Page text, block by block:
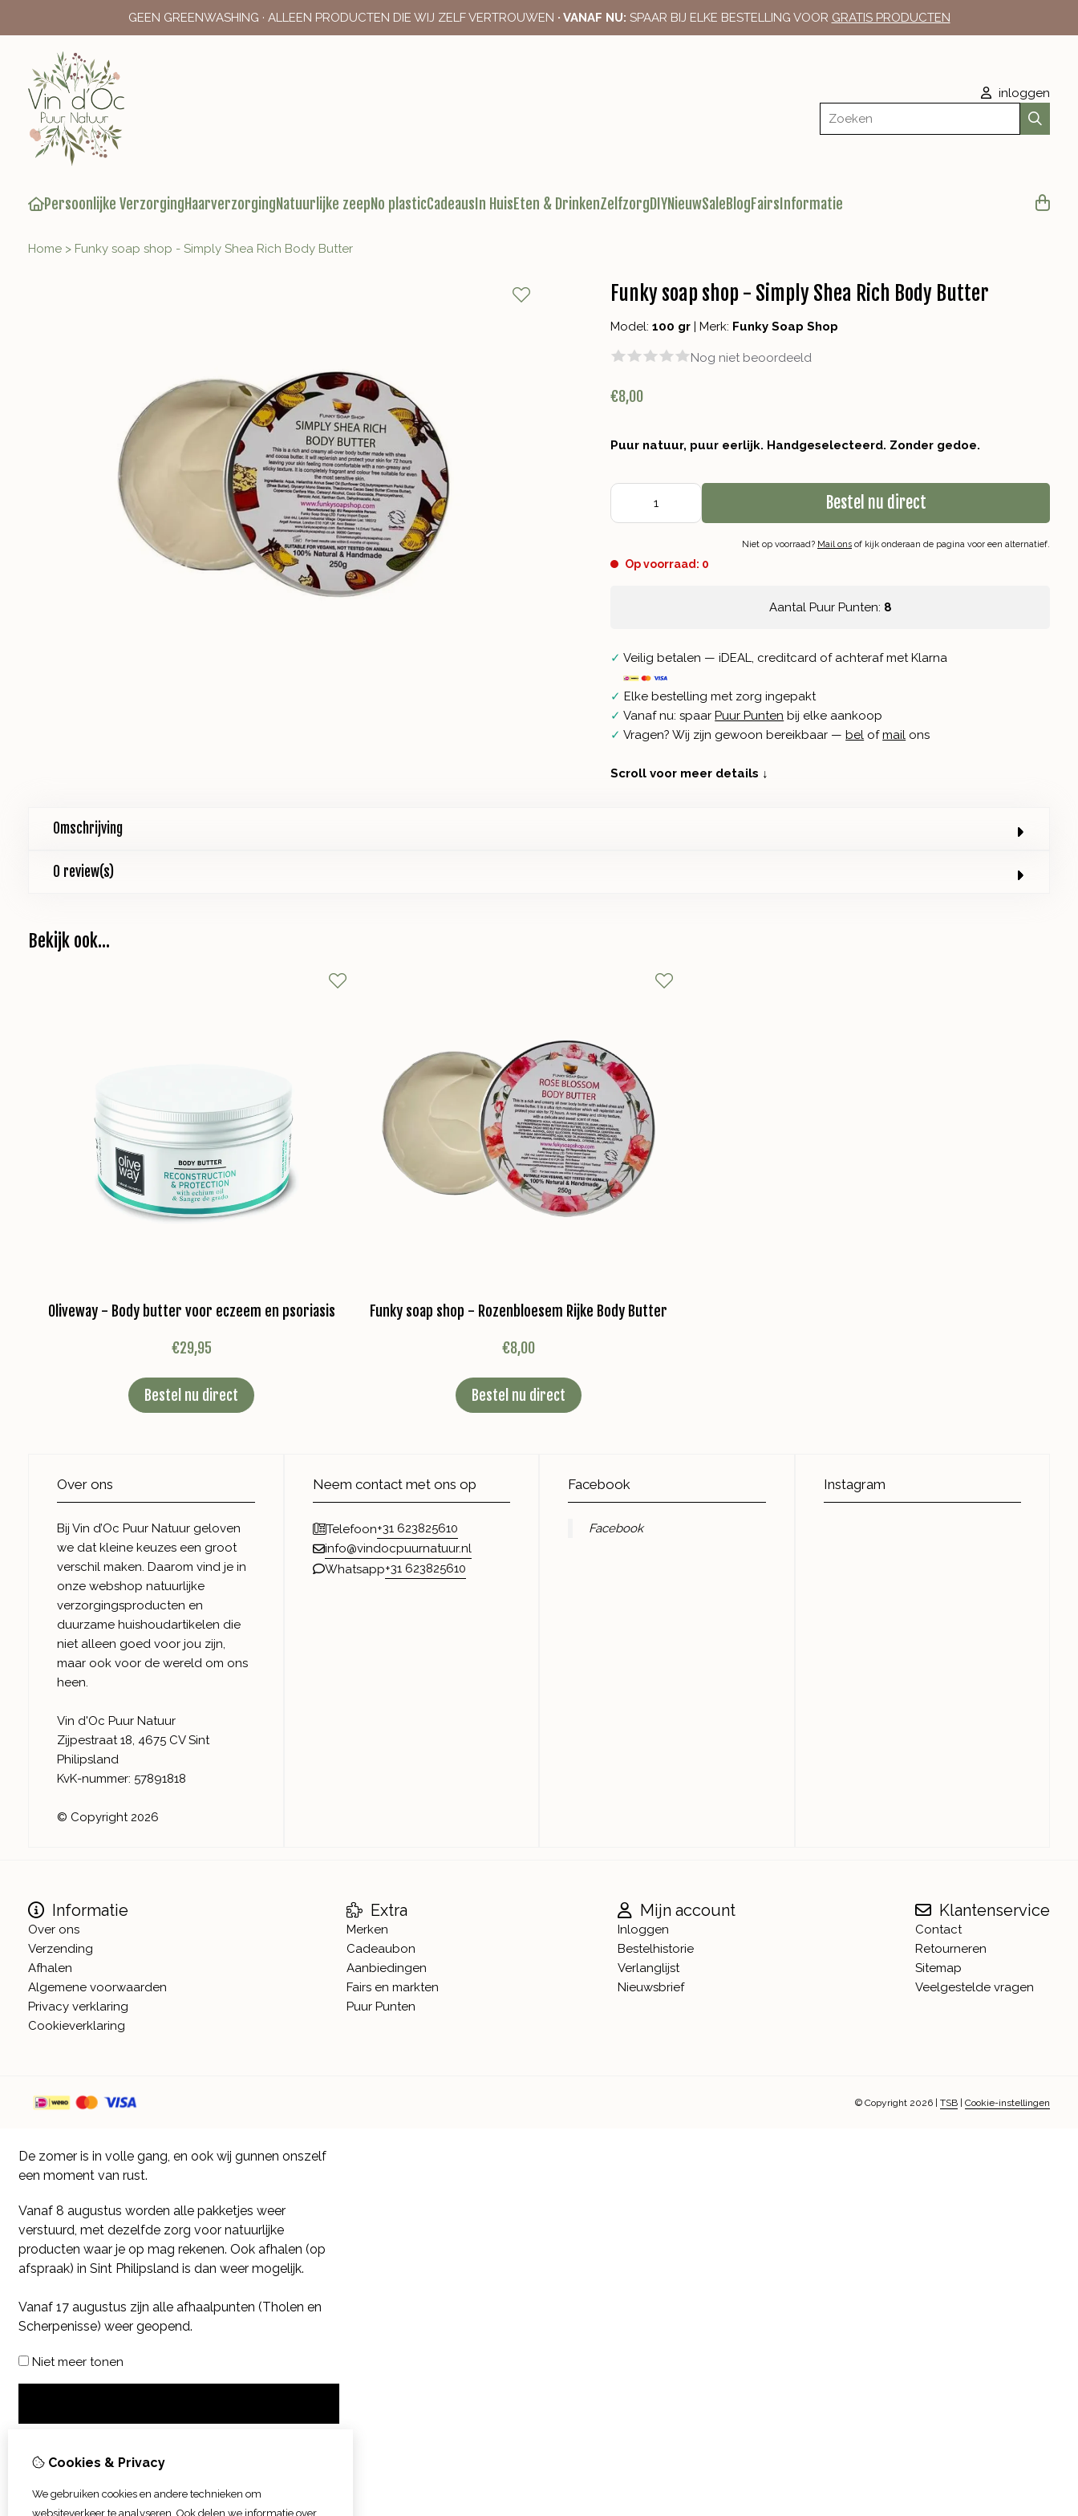
GEEN GREENWASHING · ALLEEN PRODUCTEN DIE WIJ ZELF VERTROUWEN · VANAF NU: SPAAR BIJ ELKE BESTELLING VOOR GRATIS PRODUCTEN
inloggen
Zoeken
Persoonlijke VerzorgingHaarverzorgingNatuurlijke zeepNo plasticCadeaus In HuisEten & DrinkenZelfzorgDIYNieuwSaleBlogFairs Informatie
Home > Funky soap shop - Simply Shea Rich Body Butter
Funky soap shop - Simply Shea Rich Body Butter
Model:100 gr Merk: Funky Soap Shop
Nog niet beoordeeld
€8,00
Puur natuur, puur eerlijk. Handgeselecteerd. Zonder gedoe.
Bestel nu direct
Niet op voorraad? Mail ons of kijk onderaan de pagina voor een alternatief.
Op voorraad: 0
Aantal Puur Punten: 8
✓ Veilig betalen — iDEAL, creditcard of achteraf met Klarna
✓ Elke bestelling met zorg ingepakt
✓ Vanaf nu: spaar Puur Punten bij elke aankoop
✓ Vragen? Wij zijn gewoon bereikbaar — bel ofmail ons
Scroll voor meer details ↓
Omschrijving
0 review(s)
Bekijk ook...
Oliveway - Body butter voor eczeem en psoriasis
€29,95
Bestel nu direct
Funky soap shop - Rozenbloesem Rijke Body Butter
€8,00
Bestel nu direct
Over ons
Bij Vin d’Oc Puur Natuur geloven
we dat kleine keuzes een groot
verschil maken. Daarom vind je in
onze webshop natuurlijke
verzorgingsproducten en
duurzame huishoudartikelen die
niet alleen goed voor jou zijn,
maar ook voor de wereld om ons
heen.
Vin d'Oc Puur Natuur
Zijpestraat 18, 4675 CV Sint
Philipsland
KvK-nummer: 57891818
© Copyright 2026
Neem contact met ons op
Telefoon+31 623825610
info@vindocpuurnatuur.nl
Whatsapp+31 623825610
Facebook
Facebook
Instagram
Informatie
Over ons
Verzending
Afhalen
Algemene voorwaarden
Privacy verklaring
Cookieverklaring
Extra
Merken
Cadeaubon
Aanbiedingen
Fairs en markten
Puur Punten
Mijn account
Inloggen
Bestelhistorie
Verlanglijst
Nieuwsbrief
Klantenservice
Contact
Retourneren
Sitemap
Veelgestelde vragen
© Copyright 2026 | TSB | Cookie-instellingen
Cookies & Privacy
We gebruiken cookies en andere technieken om
websiteverkeer te analyseren. Ook delen we informatie over
De zomer is in volle gang, en ook wij gunnen onszelf
een moment van rust.
Vanaf 8 augustus worden alle pakketjes weer
verstuurd, met dezelfde zorg voor natuurlijke
producten waar je op mag rekenen. Ook afhalen (op
afspraak) in Sint Philipsland is dan weer mogelijk.
Vanaf 17 augustus zijn alle afhaalpunten (Tholen en
Scherpenisse) weer geopend.
Niet meer tonen